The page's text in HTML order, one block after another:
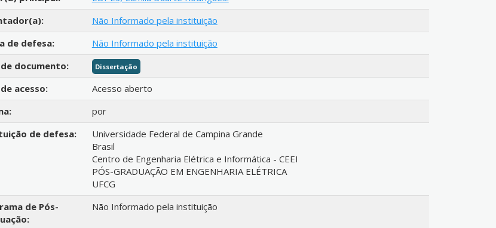
Não Informado pela instituição
de defesa:
Não Informado pela instituição
documento:
Dissertação
acesso:
Acesso aberto
por
de defesa:
Universidade Federal de Campina Grande
Brasil
Centro de Engenharia Elétrica e Informática - CEEI
PÓS-GRADUAÇÃO EM ENGENHARIA ELÉTRICA
UFCG
de Pós-
Não Informado pela instituição